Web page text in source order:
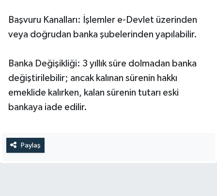
Başvuru Kanalları: İşlemler e-Devlet üzerinden
veya doğrudan banka şubelerinden yapılabilir.
Banka Değişikliği: 3 yıllık süre dolmadan banka
değiştirilebilir; ancak kalınan sürenin hakkı
emeklide kalırken, kalan sürenin tutarı eski
bankaya iade edilir.
Paylaş